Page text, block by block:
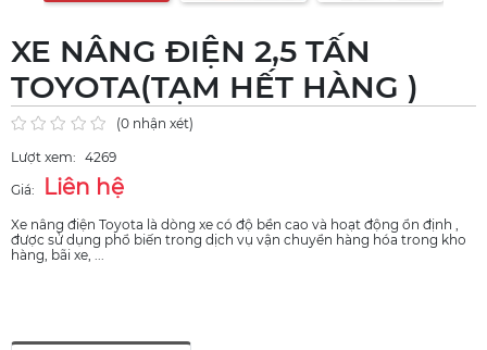
XE NÂNG ĐIỆN 2,5 TẤN
TOYOTA(TẠM HẾT HÀNG )
(0 nhận xét)
Lượt xem: 4269
Giá:
Liên hệ
Xe nâng điện Toyota là dòng xe có độ bền cao và hoạt động ổn định ,
được sử dụng phổ biến trong dịch vụ vận chuyển hàng hóa trong kho
hàng, bãi xe, ...